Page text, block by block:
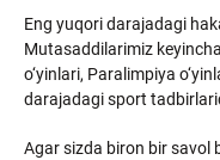
Eng yuqori darajadagi
Mutasaddilarimiz
o‘yinlari, Paralimpiya
darajadagi sport
Agar sizda biron bir savol